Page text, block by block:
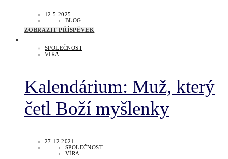
12.5.2025
BLOG
ZOBRAZIT PŘÍSPĚVEK
SPOLEČNOST
VÍRA
Kalendárium: Muž, který
četl Boží myšlenky
27.12.2021
SPOLEČNOST
VÍRA